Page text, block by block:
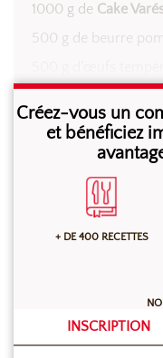
1000 g de Cake
500 g de beurre
Au batteur, à l’aide
ingrédients pendant
Répartir la pâte
minutes à 150°C en
sole. Piquer un
Créez-vous un
et bénéficiez
+ DE 400 RECETTES
INSCRIPTION